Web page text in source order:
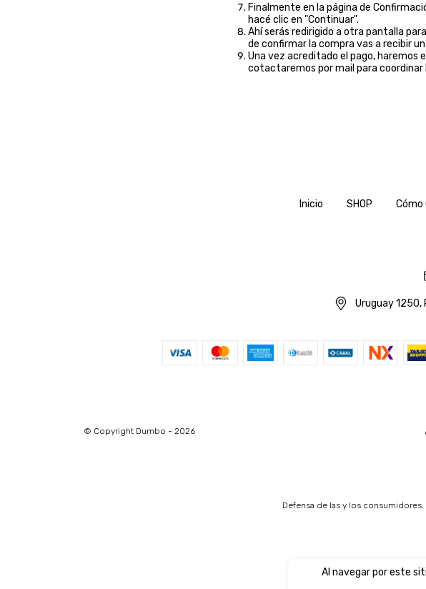
Al navegar por este
Finalmente en la página de
hacé clic en "Continuar".
Ahí serás redirigido a otra pantalla
de confirmar la compra vas a recibir
Una vez acreditado el pago, haremos
cotactaremos por mail para coordinar
Inicio SHOP Cómo
Uruguay 1250,
© Copyright Dumbo - 2026
Defensa de las y los consumidores.